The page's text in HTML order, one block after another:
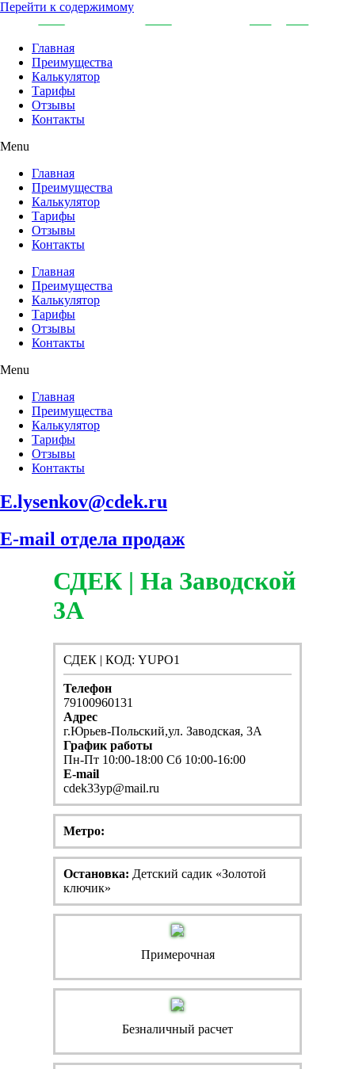
Перейти к содержимому
Главная
Преимущества
Калькулятор
Тарифы
Отзывы
Контакты
Menu
Главная
Преимущества
Калькулятор
Тарифы
Отзывы
Контакты
Главная
Преимущества
Калькулятор
Тарифы
Отзывы
Контакты
Menu
Главная
Преимущества
Калькулятор
Тарифы
Отзывы
Контакты
E.lysenkov@cdek.ru
E-mail отдела продаж
СДЕК | На Заводской
3А
СДЕК | КОД: YUPO1
Телефон
79100960131
Адрес
г.Юрьев-Польский,ул. Заводская, 3А
График работы
Пн-Пт 10:00-18:00 Сб 10:00-16:00
E-mail
cdek33yp@mail.ru
Метро:
Остановка: Детский садик «Золотой
ключик»
Примерочная
Безналичный расчет